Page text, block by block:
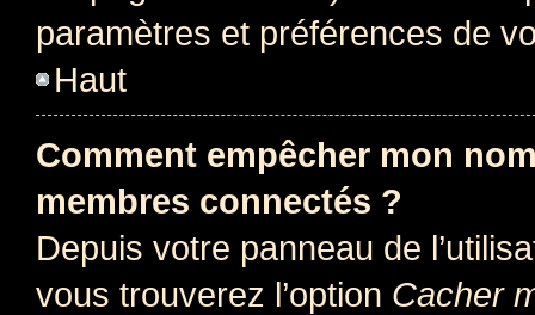
paramètres et préférences de
Haut
Comment empêcher mon
membres connectés ?
Depuis votre panneau de
vous trouverez l’option Cacher